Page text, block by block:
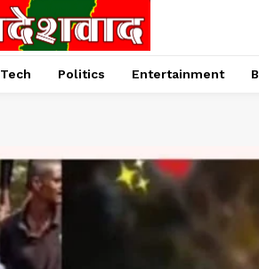
Tech Politics Entertainment